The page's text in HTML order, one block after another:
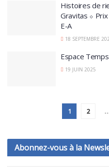
Histoires de
Gravitas ⬦
E-A
18 SEPTEMBRE
Espace
19 JUIN 2025
1 2 …
Abonnez-vous à la